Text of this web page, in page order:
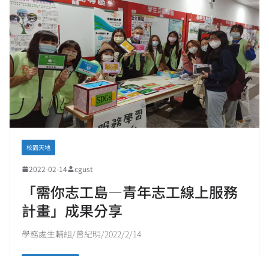
校園天地
2022-02-14 cgust
「需你志工島—青年志工線上服務
計畫」成果分享
學務處生輔組/曾紀明/2022/2/14